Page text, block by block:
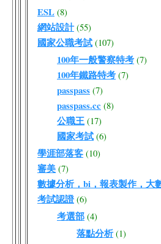
ESL (8)
網站設計 (55)
國家公職考試 (107)
100年一般警察特考 (7)
100年鐵路特考 (7)
passpass (7)
passpass.cc (8)
公職王 (17)
國家考試 (6)
學涯部落客 (10)
審美 (7)
數據分析，bi，報表製作，大
考試認證 (6)
考選部 (4)
落點分析 (1)